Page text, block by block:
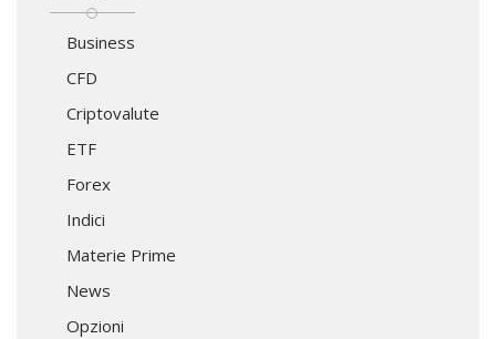
Business
CFD
Criptovalute
ETF
Forex
Indici
Materie Prime
News
Opzioni